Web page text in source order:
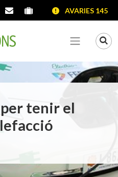
Virtual
Contacta'nsPortal proveïdors
Portal de
AVARIES 145
Veure
tenir el